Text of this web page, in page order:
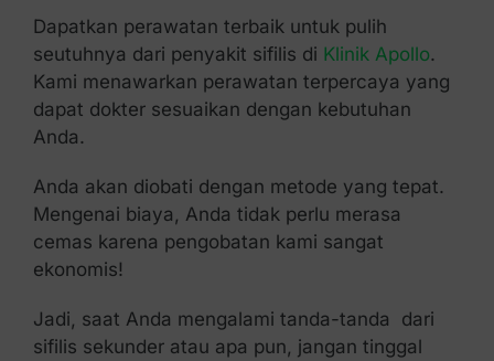
Dapatkan perawatan terbaik untuk pulih
seutuhnya dari penyakit sifilis di Klinik Apollo.
Kami menawarkan perawatan terpercaya yang
dapat dokter sesuaikan dengan kebutuhan
Anda.
Anda akan diobati dengan metode yang tepat.
Mengenai biaya, Anda tidak perlu merasa
cemas karena pengobatan kami sangat
ekonomis!
Jadi, saat Anda mengalami tanda-tanda dari
sifilis sekunder atau apa pun, jangan tinggal